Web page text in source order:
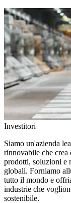
Investitori
Siamo un'azienda
rinnovabile che
prodotti, soluzioni e
globali. Forniamo
tutto il mondo e
industrie che
sostenibile.